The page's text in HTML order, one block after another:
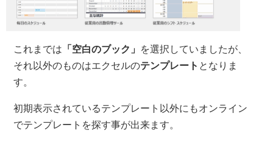
これまでは 「空白のブック」
を選択していましたが、
それ以外のものはエクセルのテンプレート となりま
す。
初期表示されているテンプレート以外にもオンライン
でテンプレートを探す事が出来ます。